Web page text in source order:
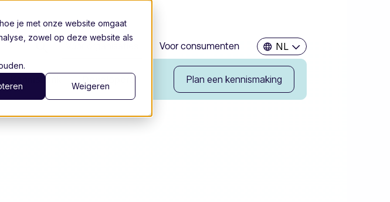
je met onze website omgaat
zowel op deze website als
Weigeren
Voor consumenten NL
Kennisbank Plan een kennismaking